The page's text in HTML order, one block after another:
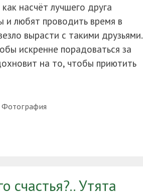
насчёт лучшего друга
и любят проводить время в
вырасти с такими друзьями.
искренне порадоваться за
на то, чтобы приютить
Фотография
счастья?.. Утята